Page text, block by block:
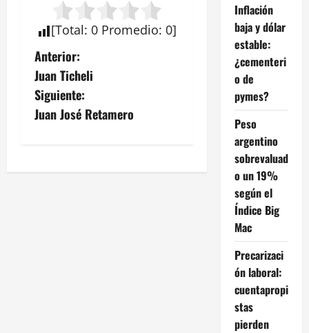
[Total: 0 Promedio: 0]
N
a
v
g
Anterior:
Juan Ticheli
Siguiente:
Juan José Retamero
Inflación
baja y dólar
estable:
¿cementeri
o de
pymes?
Peso
argentino
sobrevaluad
o un 19%
según el
Índice Big
Mac
Precarizaci
ón laboral:
cuentapropi
stas
pierden